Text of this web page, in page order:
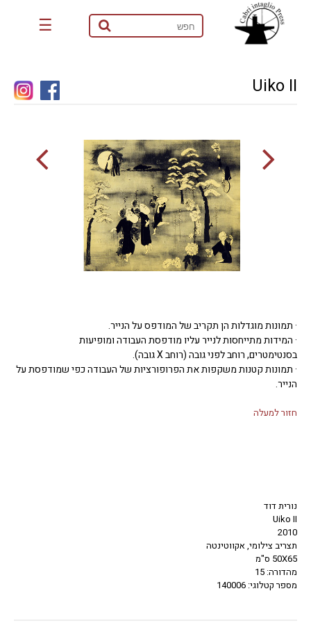
☰
Uiko II
· תמונות מוגדלות הן תקריב של המודפס על הנייר.
· המידות מתייחסות לנייר עליו מודפסת העבודה ומופיעות
בסנטימטרים, רוחב לפני גובה (רוחב X גובה).
· תמונות קטנות משקפות את הפרופורציות של העבודה כפי שמודפסת על
הנייר.
חזור למעלה
נורית דוד
Uiko II
2010
תצריב צילומי, אקווטינטה
50X65 ס"מ
מהדורה: 15
מספר קטלוגי: 140006